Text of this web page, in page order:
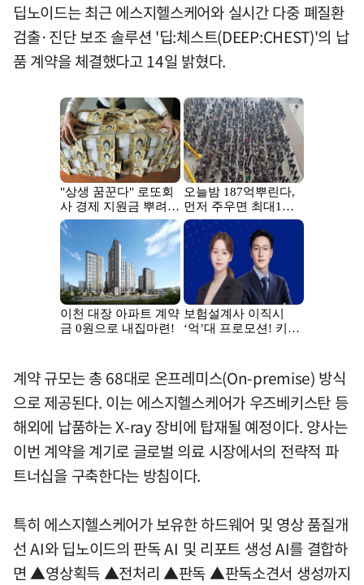
딥노이드는 최근 에스지헬스케어와 실시간 다중 폐질환
검출·진단 보조 솔루션 '딥:체스트(DEEP:CHEST)'의 납
품 계약을 체결했다고 14일 밝혔다.
계약 규모는 총 68대로 온프레미스(On-premise) 방식
으로 제공된다. 이는 에스지헬스케어가 우즈베키스탄 등
해외에 납품하는 X-ray 장비에 탑재될 예정이다. 양사는
이번 계약을 계기로 글로벌 의료 시장에서의 전략적 파
트너십을 구축한다는 방침이다.
특히 에스지헬스케어가 보유한 하드웨어 및 영상 품질개
선 AI와 딥노이드의 판독 AI 및 리포트 생성 AI를 결합하
면 ▲영상획득 ▲전처리 ▲판독 ▲판독소견서 생성까지